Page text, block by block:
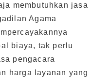
membutuhkan jasa
Agama
biaya, tak perlu
pengacara
harga layanan yang